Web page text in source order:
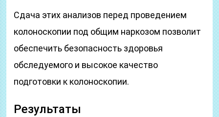
Сдача этих анализов перед проведением
колоноскопии под общим наркозом позволит
обеспечить безопасность здоровья
обследуемого и высокое качество
подготовки к колоноскопии.
Результаты